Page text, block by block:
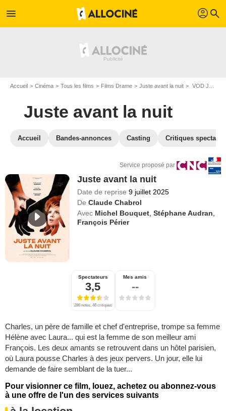
menu profil search
Accueil Cinéma Tous les films Films Drame Juste avant la nuit VOD Juste avant la nuit
Juste avant la nuit
Accueil Bandes-annonces Casting Critiques
Service proposé par
Juste avant la nuit
Date de reprise 9 juillet 2025
De Claude Chabrol
Avec Michel Bouquet ,Stéphane Audran
François Périer
Spectateurs
3,5
286 notes, 46 critiques
Mes amis
--
Charles, un père de famille et chef d'entreprise, trompe sa femme
Hélène avec Laura... qui est la femme de son meilleur ami
François. Les deux amants se retrouvent dans un hôtel parisien,
où Laura pousse Charles à des jeux pervers. Un jour, elle lui
demande de faire semblant de la tuer...
Pour visionner ce film, louez, achetez ou abonnez-vous
à une offre de l'un des services suivants